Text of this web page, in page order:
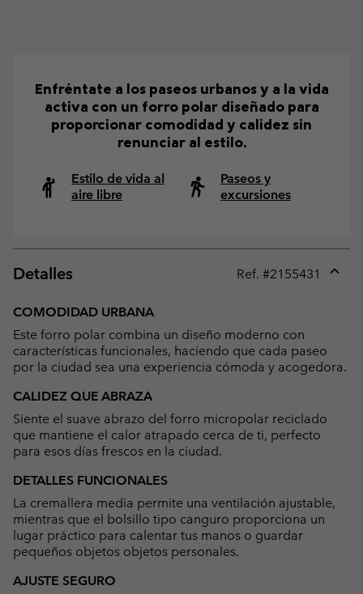
Enfréntate a los paseos urbanos y a la vida
activa con un forro polar diseñado para
proporcionar comodidad y calidez sin
renunciar al estilo.
Estilo de vida al
aire libre
Paseos y
excursiones
Detalles Ref. #2155431
COMODIDAD URBANA
Este forro polar combina un diseño moderno con
características funcionales, haciendo que cada paseo
por la ciudad sea una experiencia cómoda y acogedora.
CALIDEZ QUE ABRAZA
Siente el suave abrazo del forro micropolar reciclado
que mantiene el calor atrapado cerca de ti, perfecto
para esos días frescos en la ciudad.
DETALLES FUNCIONALES
La cremallera media permite una ventilación ajustable,
mientras que el bolsillo tipo canguro proporciona un
lugar práctico para calentar tus manos o guardar
pequeños objetos objetos personales.
AJUSTE SEGURO